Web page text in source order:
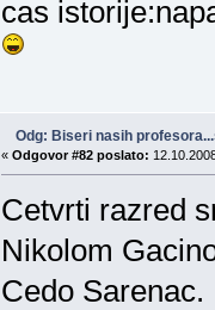
cas
Odg: Biseri nasih
« Odgovor #82 poslato:
Cetvrti razred
Nikolom
Cedo Sarenac.